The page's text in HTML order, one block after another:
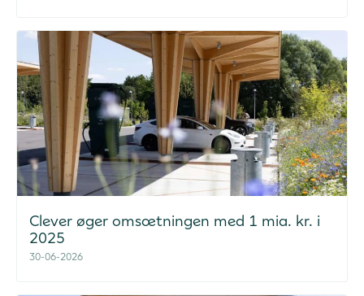
Clever øger omsætningen med 1 mia. kr. i
2025
30-06-2026